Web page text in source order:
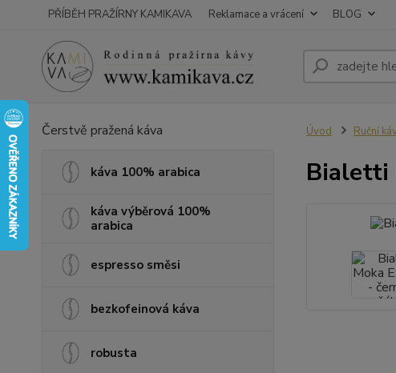
PŘÍBĚH PRAŽÍRNY KAMIKAVA Reklamace a vrácení BLOG
Čerstvě pražená káva
káva 100% arabica
káva výběrová 100%
arabica
espresso směsi
bezkofeinová káva
robusta
Úvod Ruční
Bialetti